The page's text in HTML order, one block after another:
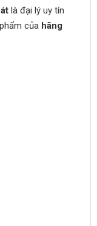
là đại lý uy tín
của hãng